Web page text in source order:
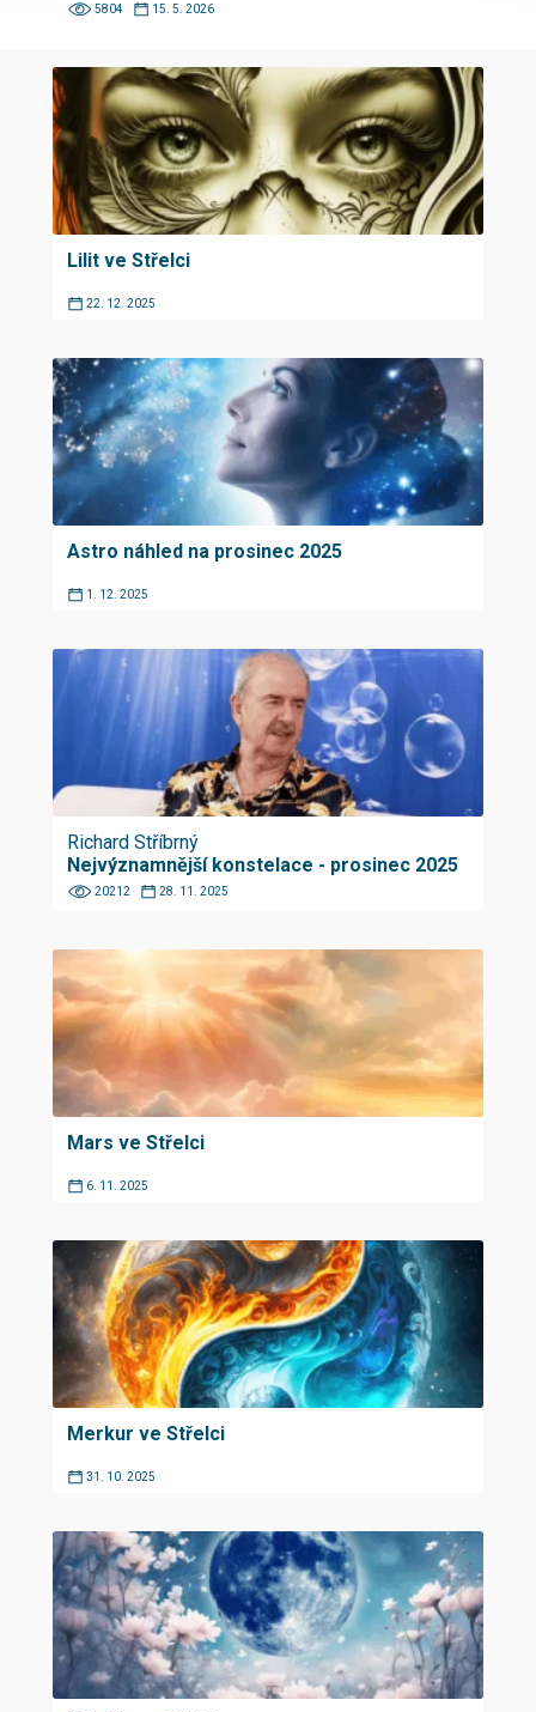
5804 15. 5. 2026
Lilit ve Střelci
22. 12. 2025
Astro náhled na prosinec 2025
1. 12. 2025
Richard Stříbrný
Nejvýznamnější konstelace - prosinec 2025
20212 28. 11. 2025
Mars ve Střelci
6. 11. 2025
Merkur ve Střelci
31. 10. 2025